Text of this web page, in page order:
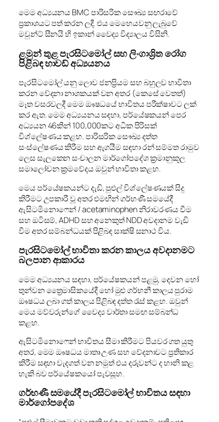
මෙම අධ්‍යයනය BMC පාරිසරික සෞඛ්‍ය සඟරාවේ
ප්‍රකාශයට පත් කරන ලදී. එය මෙහෙයවනු ලැබුවේ
මවුන්ට් සීනයි හි ඉකාන් වෛද්‍ය විද්‍යාලය විසිනි.
ළමුන් තුළ පැරසිටමෝල් සහ ලිංගාශ්‍රිත රෝග
පිළිබඳ හාවඩ් අධ්‍යයනය
පැරසිටමෝල් යනු ලොව ජනප්‍රියම සහ බහුලව භාවිතා
කරන වේදනා නාශකයක් වන අතර (කෙසේ වෙතත්)
මෑත වසරවලදී මෙම ඖෂධයේ භාවිතය පරීක්ෂාවට ලක්
කර ඇත. මෙම අධ්‍යයනය සඳහා, පර්යේෂකයන් පෙර
අධ්‍යයන 46කින් 100,000කට අධික පිරිසක්
විශ්ලේෂණය කළහ. පාරිසරික සෞඛ්‍ය දත්ත
සංස්ලේෂණය කිරීම සහ ඇගයීම සඳහා රන් සම්මත රාමුව
ලෙස සැලකෙන සංචාලන මාර්ගෝපදේශ ක්‍රමානුකූල
සමාලෝචන ක්‍රමවේදය ඔවුන් භාවිතා කළහ.
මෙය පර්යේෂකයන්ට දැඩි, පුළුල් විශ්ලේෂණයක් සිදු
කිරීමට උපකාරී වූ අතර එමඟින් ගර්භණී සමයේදී
ඇසිටමිනොෆෙන් / acetaminophen නිරාවරණය වීම
සහ ඔටිසම්, ADHD සහ අනෙකුත් NDD අවදානම වැඩි
වීම අතර සම්බන්ධයක් පිළිබඳ සාක්ෂි සනාථ විය.
පැරසිටමෝල් භාවිතා කරන කාලය අවදානමට
බලපාන ආකාරය
මෙම අධ්‍යයනය සඳහා, පර්යේෂකයන් පළමු, දෙවන හෝ
තුන්වන ත්‍රෛමාසිකයේදී හෝ මුළු ගර්භනී කාලය පුරාම
ඖෂධය ලබා ගත් කාලය පිළිබඳ දත්ත රැස් කළහ. ඔවුන්
මෙය මව්වරුන්ගේ වෛද්‍ය වාර්තා සමඟ සම්බන්ධ
කළහ.
ඇසිටමිනොෆෙන් භාවිතය සීමා කිරීමට පියවර ගත යුතු
අතර, මෙම ඖෂධය මාතෘ උණ සහ වේදනාවට ප්‍රතිකාර
කිරීම සඳහා වැදගත් වන නමුත් එය දරුවන්ට ද හානි කළ
හැකි බව පර්යේෂකයෝ පැවසූහ.
ගර්භණී සමයේදී පැරසිටමෝල් භාවිතය සඳහා
මාර්ගෝපදේශ